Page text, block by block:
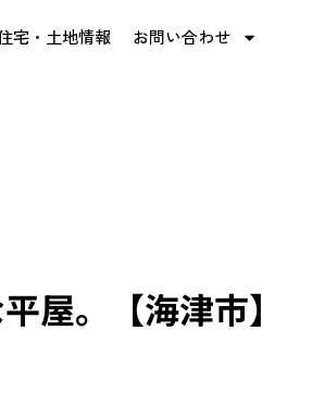
宅・土地情報 お問い合わせ
屋。【海津市】